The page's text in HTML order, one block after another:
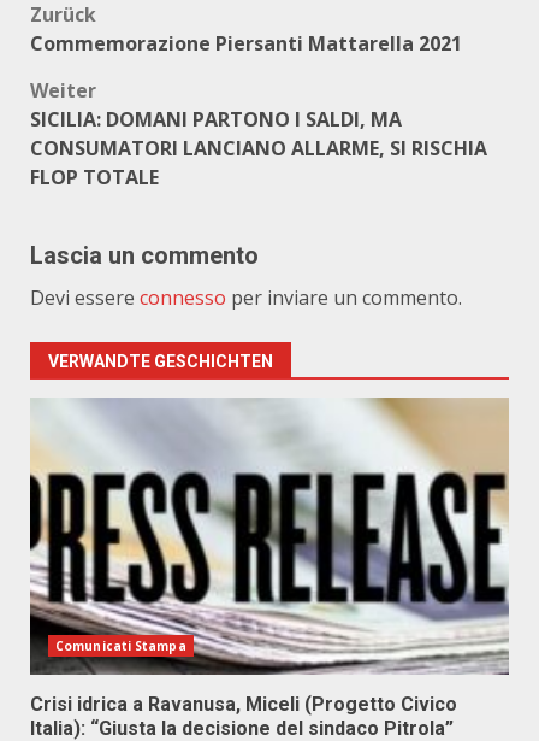
Beitragsnavigation
Zurück
Commemorazione Piersanti Mattarella 2021
Weiter
SICILIA: DOMANI PARTONO I SALDI, MA
CONSUMATORI LANCIANO ALLARME, SI RISCHIA
FLOP TOTALE
Lascia un commento
Devi essere connesso per inviare un commento.
VERWANDTE GESCHICHTEN
Comunicati Stampa
Crisi idrica a Ravanusa, Miceli (Progetto Civico
Italia): “Giusta la decisione del sindaco Pitrola”